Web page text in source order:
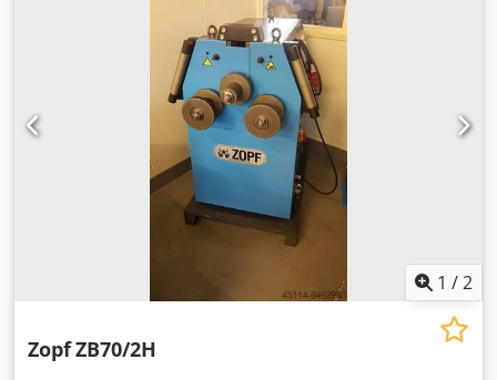
1 /2
ZopfZB70/2H